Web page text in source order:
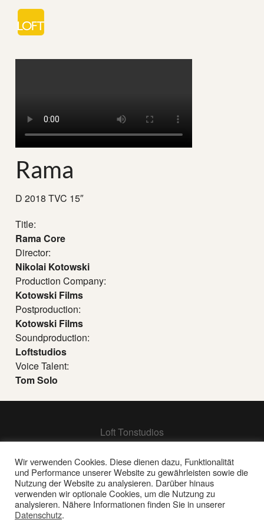
Rama
D 2018 TVC 15″
Title:
Rama Core
Director:
Nikolai Kotowski
Production Company:
Kotowski Films
Postproduction:
Kotowski Films
Soundproduction:
Loftstudios
Voice Talent:
Tom Solo
Loft Tonstudios
Berlin
Frankfurt
Wir verwenden Cookies. Diese dienen dazu, Funktionalität
und Performance unserer Website zu gewährleisten sowie die
Nutzung der Website zu analysieren. Darüber hinaus
verwenden wir optionale Cookies, um die Nutzung zu
analysieren. Nähere Informationen finden Sie in unserer
Datenschutz.